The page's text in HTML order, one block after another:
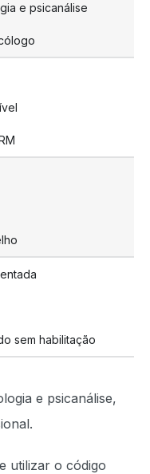
e psicanálise
sem habilitação
e psicanálise,
utilizar o código